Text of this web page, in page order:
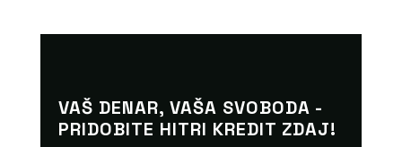
VAŠ DENAR, VAŠA SVOBODA -
PRIDOBITE HITRI KREDIT ZDAJ!